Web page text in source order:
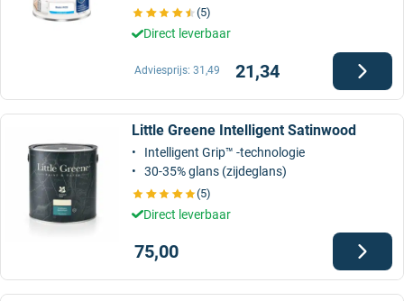
(5)
Direct leverbaar
21,34
Adviesprijs: 31,49
Little Greene Intelligent Satinwood
Intelligent Grip™ -technologie
30-35% glans (zijdeglans)
(5)
Direct leverbaar
75,00